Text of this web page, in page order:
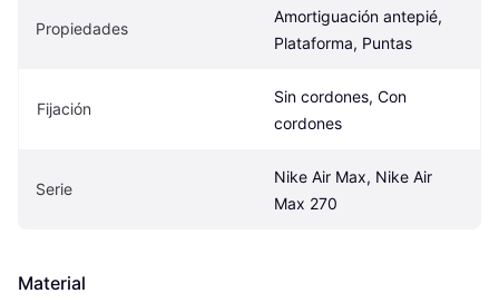
Propiedades
Amortiguación antepié,
Plataforma, Puntas
Fijación
Sin cordones, Con
cordones
Serie
Nike Air Max, Nike Air
Max 270
Material